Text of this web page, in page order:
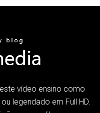
vídeo ensino como
legendado em Full HD.